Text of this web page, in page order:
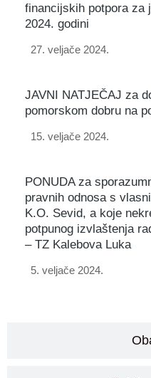
financijskih potpora za
2024. godini
27. veljače 2024.
JAVNI NATJEČAJ za
pomorskom dobru na
15. veljače 2024.
PONUDA za
pravnih odnosa s
K.O. Sevid, a koje
potpunog izvlaštenja
– TZ Kalebova Luka
5. veljače 2024.